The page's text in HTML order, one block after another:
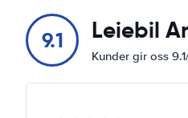
9.1 Leiebil
Kunder gir oss